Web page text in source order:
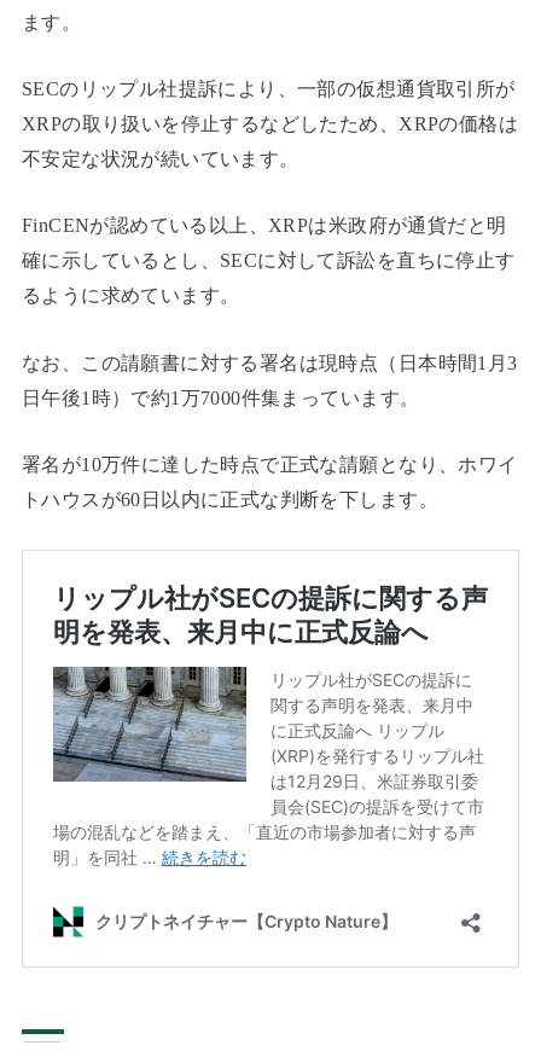
ます。
SECのリップル社提訴により、一部の仮想通貨取引所が
XRPの取り扱いを停止するなどしたため、XRPの価格は
不安定な状況が続いています。
FinCENが認めている以上、XRPは米政府が通貨だと明
確に示しているとし、SECに対して訴訟を直ちに停止す
るように求めています。
なお、この請願書に対する署名は現時点（日本時間1月3
日午後1時）で約1万7000件集まっています。
署名が10万件に達した時点で正式な請願となり、ホワイ
トハウスが60日以内に正式な判断を下します。